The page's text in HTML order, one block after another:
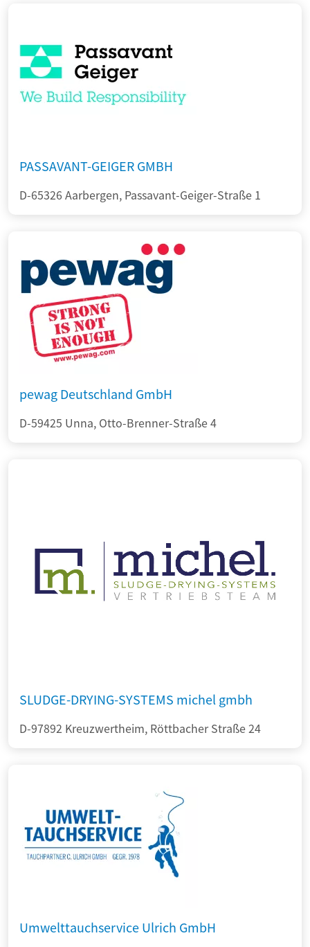
PASSAVANT-GEIGER GMBH
D-65326 Aarbergen, Passavant-Geiger-Straße 1
pewag Deutschland GmbH
D-59425 Unna, Otto-Brenner-Straße 4
SLUDGE-DRYING-SYSTEMS michel gmbh
D-97892 Kreuzwertheim, Röttbacher Straße 24
Umwelttauchservice Ulrich GmbH